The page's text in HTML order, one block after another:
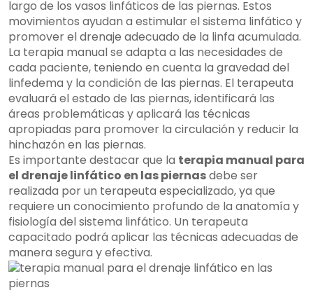
largo de los vasos linfáticos de las piernas. Estos
movimientos ayudan a estimular el sistema linfático y
promover el drenaje adecuado de la linfa acumulada.
La terapia manual se adapta a las necesidades de
cada paciente, teniendo en cuenta la gravedad del
linfedema y la condición de las piernas. El terapeuta
evaluará el estado de las piernas, identificará las
áreas problemáticas y aplicará las técnicas
apropiadas para promover la circulación y reducir la
hinchazón en las piernas.
Es importante destacar que la terapia manual para
el drenaje linfático en las piernasdebe ser
realizada por un terapeuta especializado, ya que
requiere un conocimiento profundo de la anatomía y
fisiología del sistema linfático. Un terapeuta
capacitado podrá aplicar las técnicas adecuadas de
manera segura y efectiva.